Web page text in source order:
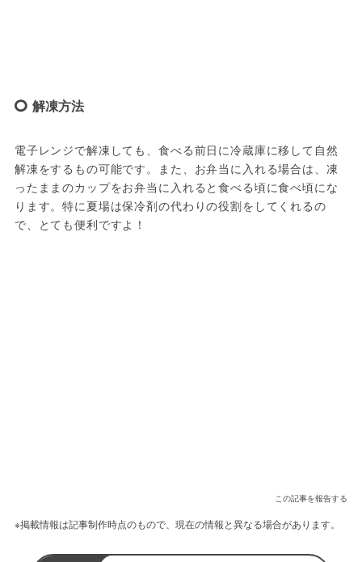
解凍方法
電子レンジで解凍しても、食べる前日に冷蔵庫に移して自然
解凍をするもの可能です。また、お弁当に入れる場合は、凍
ったままのカップをお弁当に入れると食べる頃に食べ頃にな
ります。特に夏場は保冷剤の代わりの役割をしてくれるの
で、とても便利ですよ！
この記事を報告する
※掲載情報は記事制作時点のもので、現在の情報と異なる場合があります。